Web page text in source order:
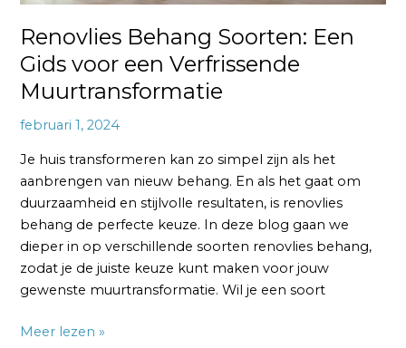
Renovlies Behang Soorten: Een
Gids voor een Verfrissende
Muurtransformatie
februari 1, 2024
Je huis transformeren kan zo simpel zijn als het
aanbrengen van nieuw behang. En als het gaat om
duurzaamheid en stijlvolle resultaten, is renovlies
behang de perfecte keuze. In deze blog gaan we
dieper in op verschillende soorten renovlies behang,
zodat je de juiste keuze kunt maken voor jouw
gewenste muurtransformatie. Wil je een soort
Meer lezen »